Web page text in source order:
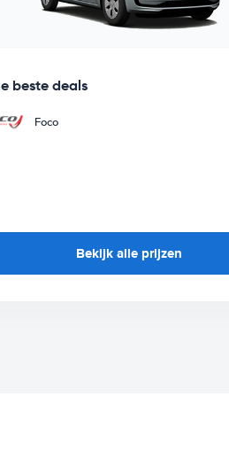
beste deals
Foco
Bekijk alle prijzen